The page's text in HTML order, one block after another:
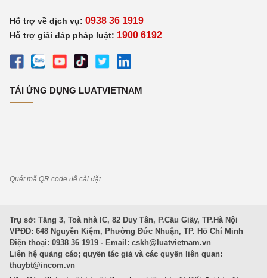
Hỗ trợ về dịch vụ: 0938 36 1919
Hỗ trợ giải đáp pháp luật: 1900 6192
TẢI ỨNG DỤNG LUATVIETNAM
Quét mã QR code để cài đặt
Trụ sở: Tầng 3, Toà nhà IC, 82 Duy Tân, P.Cầu Giấy, TP.Hà Nội
VPĐD: 648 Nguyễn Kiệm, Phường Đức Nhuận, TP. Hồ Chí Minh
Điện thoại: 0938 36 1919 - Email: cskh@luatvietnam.vn
Liên hệ quảng cáo; quyền tác giả và các quyền liên quan:
thuybt@incom.vn